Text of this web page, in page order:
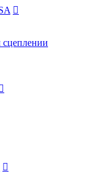
сцеплении